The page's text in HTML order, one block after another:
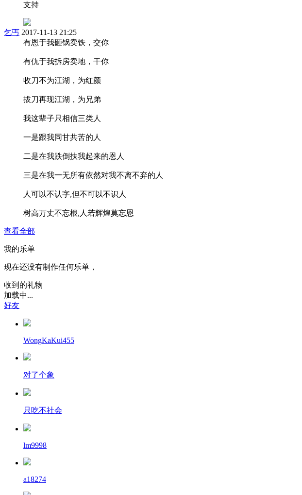
支持
乞丐 2017-11-13 21:25
有恩于我砸锅卖铁，交你
有仇于我拆房卖地，干你
收刀不为江湖，为红颜
拔刀再现江湖，为兄弟
我这辈子只相信三类人
一是跟我同甘共苦的人
二是在我跌倒扶我起来的恩人
三是在我一无所有依然对我不离不弃的人
人可以不认字,但不可以不识人
树高万丈不忘根,人若辉煌莫忘恩
查看全部
我的乐单
现在还没有制作任何乐单，
收到的礼物
加载中...
好友
WongKaKui455
对了个象
只吃不社会
lm9998
a18274